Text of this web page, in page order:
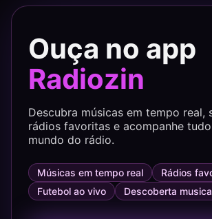
Ouça no app
Radiozin
Descubra músicas em tempo real,
rádios favoritas e acompanhe
mundo do rádio.
Músicas em tempo real
Rádios
Futebol ao vivo
Descoberta